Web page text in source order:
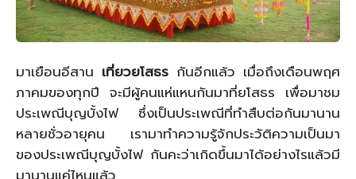
มาเยือนอีสาน เที่ยวยโสธร กันอีกแล้ว เมื่อถึงเดือนพฤศ
ภาคมของทุกปี จะมีผู้คนแห่แหนกันมาที่ยโสธร เพื่อมาชม
ประเพณีบุญบั้งไฟ ซึ่งเป็นประเพณีที่ทำสืบต่อกันมานาน
หลายชั่วอายุคน เรามาทำความรู้จักประวัติความเป็นมา
ของประเพณีบุญบั้งไฟ กันคะว่าเกิดขึ้นมาได้อย่างไรแล้วมี